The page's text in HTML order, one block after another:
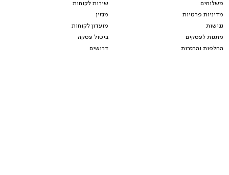
משלוחים
מדיניות פרטיות
נגישות
מתנות לעסקים
החלפות והחזרות
שירות לקוחות
מגזין
מועדון לקוחות
ביטול עסקה
דרושים